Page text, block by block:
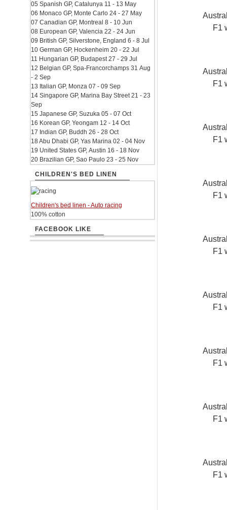
F1
F1
F1
F1
F1
F1
F1
F1
F1
05 Spanish GP, Catalunya 11 - 13 May
06 Monaco GP, Monte Carlo 24 - 27 May
07 Canadian GP, Montreal 8 - 10 Jun
08 European GP, Valencia 22 - 24 Jun
09 British GP, Silverstone, England 6 - 8 Jul
10 German GP, Hockenheim 20 - 22 Jul
11 Hungarian GP, Budapest 27 - 29 Jul
12 Belgian GP, Spa-Francorchamps 31 Aug
- 2 Sep
13 Italian GP, Monza 07 - 09 Sep
14 Singapore GP, Marina Bay Street 21 - 23
Sep
15 Japanese GP, Suzuka 05 - 07 Oct
16 Korean GP, Yeongam 12 - 14 Oct
17 Indian GP, Buddh 26 - 28 Oct
18 Abu Dhabi GP, Yas Marina 02 - 04 Nov
19 United States GP, Austin 16 - 18 Nov
20 Brazilian GP, Sao Paulo 23 - 25 Nov
CHILDREN'S BED LINEN
Children's bed linen - Auto racing
100% cotton
FACEBOOK LIKE